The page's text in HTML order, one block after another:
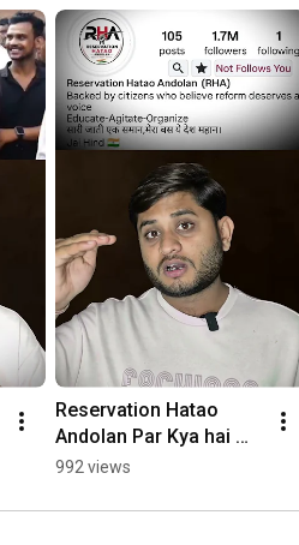
Reservation Hatao
Andolan Par Kya hai
Apki Ray ?
992 views